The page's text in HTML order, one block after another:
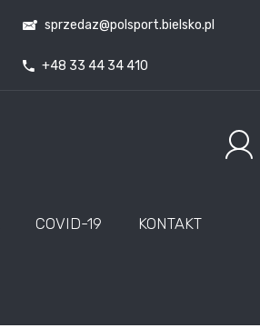
sprzedaz@polsport.bielsko.pl
+48 33 44 34 410
COVID-19 KONTAKT